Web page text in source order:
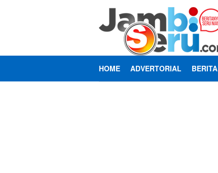
HOME ADVERTORIAL BERITA